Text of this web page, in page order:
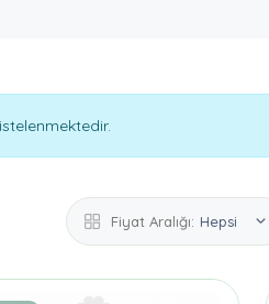
Fiyat Aralığı: Hepsi